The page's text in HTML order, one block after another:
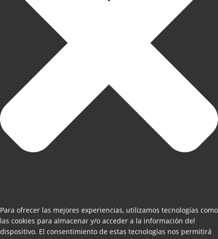
Para ofrecer las mejores experiencias, utilizamos tecnologías como
las cookies para almacenar y/o acceder a la información del
dispositivo. El consentimiento de estas tecnologías nos permitirá